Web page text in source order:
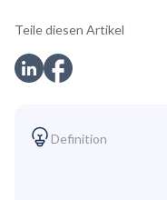
Definition
Teile diesen Artikel